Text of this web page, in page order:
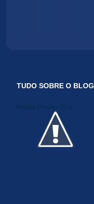
TUDO SOBRE O BLOG
Midiakit Danosse 2014